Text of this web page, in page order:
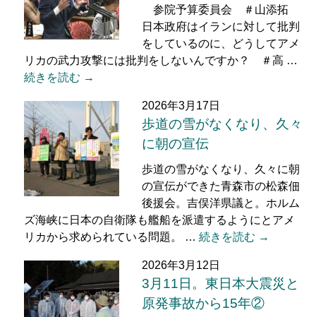
参院予算委員会 ＃山添拓
日本政府はイランに対して批判
をしているのに、どうしてアメ
リカの武力攻撃には批判をしないんですか？ ＃高 …
続きを読む →
2026年3月17日
歩道の雪がなくなり、久々
に朝の宣伝
歩道の雪がなくなり、久々に朝
の宣伝ができた青森市の松森佃
後援会。吉俣洋県議と。ホルム
ズ海峡に日本の自衛隊も艦船を派遣するようにとアメ
リカから求められている問題。 … 続きを読む →
2026年3月12日
3月11日。東日本大震災と
原発事故から15年②